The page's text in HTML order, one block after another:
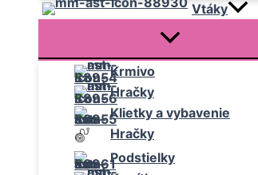
Vtáky
Krmivo
Hračky
Klietky a vybavenie
Hračky
Podstielky